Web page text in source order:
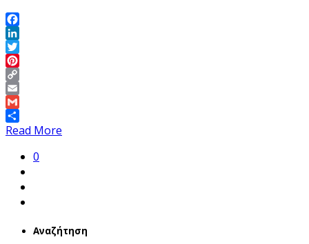
Facebook
LinkedIn
Twitter
Pinterest
Copy
Link
Email
Gmail
Share
Read More
0
Αναζήτηση